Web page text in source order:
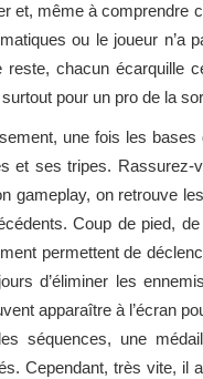
et, même à comprendre
ou le joueur n’a
reste, chacun écarquille
pour un pro de la
une fois les bases
et ses tripes. Rassurez-
gameplay, on retrouve
Coup de pied,
permettent de
d’éliminer les
apparaître à l’écran
séquences, une
Cependant, très vite, il